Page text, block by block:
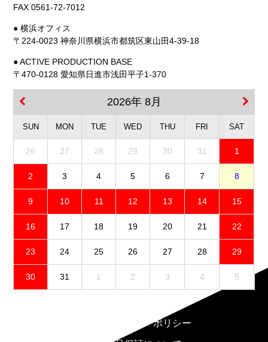
FAX 0561-72-7012
● 横浜オフィス
〒224-0023 神奈川県横浜市都筑区東山田4-39-18
● ACTIVE PRODUCTION BASE
〒470-0128 愛知県日進市浅田平子1-370
2026年 8月
SUN MON TUE WED THU FRI SAT
26 27 28 29 30 31 1
2 3 4 5 6 7 8
9 10 11 12 13 14 15
16 17 18 19 20 21 22
23 24 25 26 27 28 29
30 31 1 2 3 4 5
プライバシーポリシー